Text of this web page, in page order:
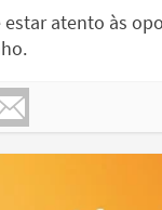
estar atento às